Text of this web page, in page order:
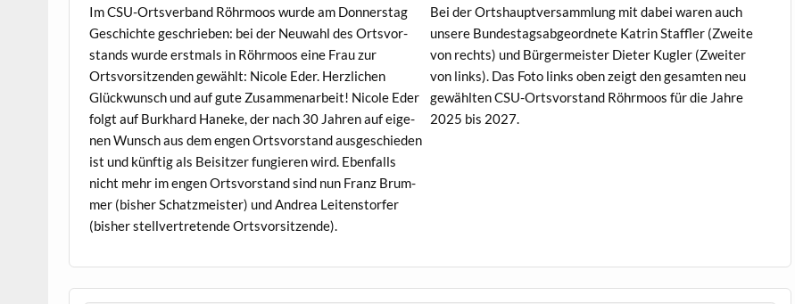
Im CSU-Ortsver­band Röhrmoos wurde am Don­ner­stag
Geschichte geschrieben: bei der Neuwahl des Ortsvor­
stands wurde erst­mals in Röhrmoos eine Frau zur
Ortsvor­sitzen­den gewählt: Nicole Eder. Her­zlichen
Glück­wun­sch und auf gute Zusam­me­nar­beit! Nicole Eder
fol­gt auf Burkhard Haneke, der nach 30 Jahren auf eige­
nen Wun­sch aus dem engen Ortsvor­stand aus­geschieden
ist und kün­ftig als Beisitzer fungieren wird. Eben­falls
nicht mehr im engen Ortsvor­stand sind nun Franz Brum­
mer (bish­er Schatzmeis­ter) und Andrea Leit­en­stor­fer
(bish­er stel­lvertre­tende Ortsvorsitzende).
Bei der Ortshauptver­samm­lung mit dabei waren auch
unsere Bun­destagsab­ge­ord­nete Katrin Staffler (Zweite
von rechts) und Bürg­er­meis­ter Dieter Kugler (Zweit­er
von links). Das Foto links oben zeigt den gesamten neu
gewählten CSU-Ortsvor­stand Röhrmoos für die Jahre
2025 bis 2027.